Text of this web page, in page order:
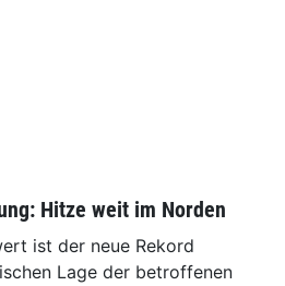
Hitze weit im Norden
ist der neue Rekord
Lage der betroffenen